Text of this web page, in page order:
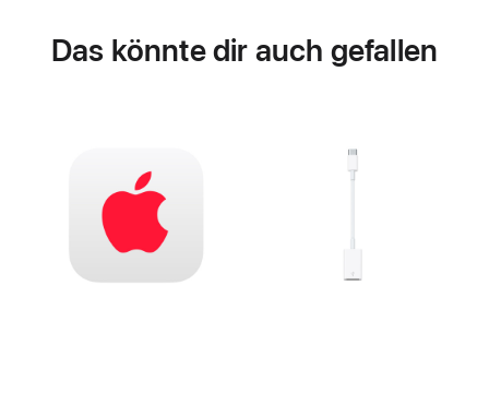
Das könnte dir auch gefallen